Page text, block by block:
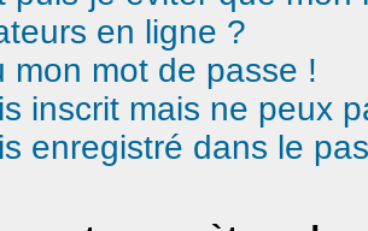
en ligne ?
mon mot de passe !
inscrit mais ne peux
enregistré dans le